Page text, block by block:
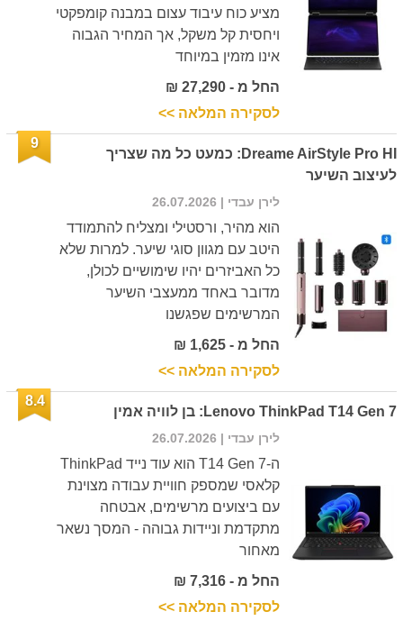
מציע כוח עיבוד עצום במבנה קומפקטי
ויחסית קל משקל, אך המחיר הגבוה
אינו מזמין במיוחד
החל מ - 27,290 ₪
לסקירה המלאה >>
Dreame AirStyle Pro HI: כמעט כל מה שצריך
לעיצוב השיער
9
לירן עבדי | 26.07.2026
הוא מהיר, ורסטילי ומצליח להתמודד
היטב עם מגוון סוגי שיער. למרות שלא
כל האביזרים יהיו שימושיים לכולן,
מדובר באחד ממעצבי השיער
המרשימים שפגשנו
החל מ - 1,625 ₪
לסקירה המלאה >>
Lenovo ThinkPad T14 Gen 7: בן לוויה אמין
8.4
לירן עבדי | 26.07.2026
ה-T14 Gen 7 הוא עוד נייד ThinkPad
קלאסי שמספק חוויית עבודה מצוינת
עם ביצועים מרשימים, אבטחה
מתקדמת וניידות גבוהה - המסך נשאר
מאחור
החל מ - 7,316 ₪
לסקירה המלאה >>